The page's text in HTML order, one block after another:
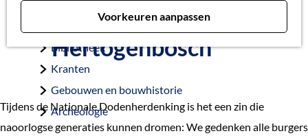
Voorkeuren aanpassen
a
g
Beeld en geluid
Bibliotheek
Kranten
Gebouwen en bouwhistorie
Archeologie
gemeente ’s-
Hertogenbosch
Tijdens de Nationale Dodenherdenking is het een zin die
naoorlogse generaties kunnen dromen: We gedenken alle burgers